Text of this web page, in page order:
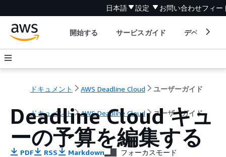
日本語 設定 お問い合わせフィー
開始する サービスガイド デベロッパ
ドキュメント AWS Deadline Cloud ユーザーガイド
ドキュメント AWS Deadline Cloud ユーザーガイド
Deadline Cloud キュ
ーの予算を編集する
PDF RSS Markdown フォーカスモード